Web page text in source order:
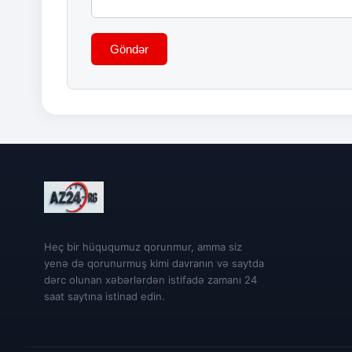
Göndər
Heç bir hüququmuz qorunmur, amma siz
yenə də qorunurmuş kimi davranın və saytda
dərc olunan xəbərlərdən istifadə zamanı 24
saat saytına istinad edin.